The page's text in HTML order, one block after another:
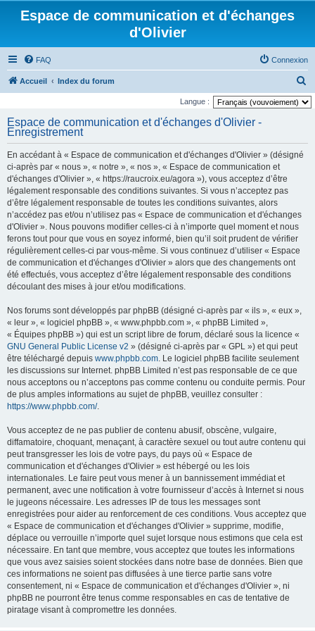
Espace de communication et d'échanges
d'Olivier
FAQ Connexion
Accueil Index du forum
e
Langue :
Espace de communication et d'échanges d'Olivier -
Enregistrement
En accédant à « Espace de communication et d'échanges d'Olivier » (désigné
ci-après par « nous », « notre », « nos », « Espace de communication et
d'échanges d'Olivier », « https://raucroix.eu/agora »), vous acceptez d’être
légalement responsable des conditions suivantes. Si vous n’acceptez pas
d’être légalement responsable de toutes les conditions suivantes, alors
n’accédez pas et/ou n’utilisez pas « Espace de communication et d'échanges
d'Olivier ». Nous pouvons modifier celles-ci à n’importe quel moment et nous
ferons tout pour que vous en soyez informé, bien qu’il soit prudent de vérifier
régulièrement celles-ci par vous-même. Si vous continuez d’utiliser « Espace
de communication et d'échanges d'Olivier » alors que des changements ont
été effectués, vous acceptez d’être légalement responsable des conditions
découlant des mises à jour et/ou modifications.
Nos forums sont développés par phpBB (désigné ci-après par « ils », « eux »,
« leur », « logiciel phpBB », « www.phpbb.com », « phpBB Limited »,
« Équipes phpBB ») qui est un script libre de forum, déclaré sous la licence «
GNU General Public License v2 » (désigné ci-après par « GPL ») et qui peut
être téléchargé depuis www.phpbb.com. Le logiciel phpBB facilite seulement
les discussions sur Internet. phpBB Limited n’est pas responsable de ce que
nous acceptons ou n’acceptons pas comme contenu ou conduite permis. Pour
de plus amples informations au sujet de phpBB, veuillez consulter :
https://www.phpbb.com/.
Vous acceptez de ne pas publier de contenu abusif, obscène, vulgaire,
diffamatoire, choquant, menaçant, à caractère sexuel ou tout autre contenu qui
peut transgresser les lois de votre pays, du pays où « Espace de
communication et d'échanges d'Olivier » est hébergé ou les lois
internationales. Le faire peut vous mener à un bannissement immédiat et
permanent, avec une notification à votre fournisseur d’accès à Internet si nous
le jugeons nécessaire. Les adresses IP de tous les messages sont
enregistrées pour aider au renforcement de ces conditions. Vous acceptez que
« Espace de communication et d'échanges d'Olivier » supprime, modifie,
déplace ou verrouille n’importe quel sujet lorsque nous estimons que cela est
nécessaire. En tant que membre, vous acceptez que toutes les informations
que vous avez saisies soient stockées dans notre base de données. Bien que
ces informations ne soient pas diffusées à une tierce partie sans votre
consentement, ni « Espace de communication et d'échanges d'Olivier », ni
phpBB ne pourront être tenus comme responsables en cas de tentative de
piratage visant à compromettre les données.